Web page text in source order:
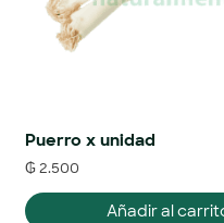
Puerro x unidad
₲2.500
Añadir al